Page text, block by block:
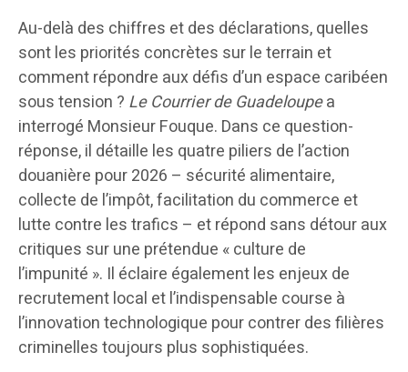
Au-delà des chiffres et des déclarations, quelles
sont les priorités concrètes sur le terrain et
comment répondre aux défis d’un espace caribéen
sous tension ? Le Courrier de Guadeloupea
interrogé Monsieur Fouque. Dans ce question-
réponse, il détaille les quatre piliers de l’action
douanière pour 2026 – sécurité alimentaire,
collecte de l’impôt, facilitation du commerce et
lutte contre les trafics – et répond sans détour aux
critiques sur une prétendue « culture de
l’impunité ». Il éclaire également les enjeux de
recrutement local et l’indispensable course à
l’innovation technologique pour contrer des filières
criminelles toujours plus sophistiquées.